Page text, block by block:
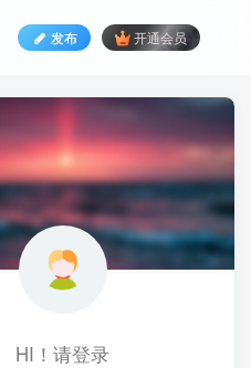
发布 开通会员
HI！请登录